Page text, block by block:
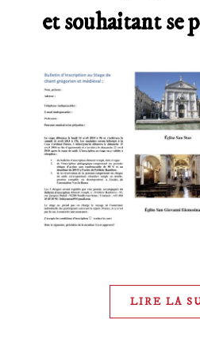
et souhaitant se
LIRE LA